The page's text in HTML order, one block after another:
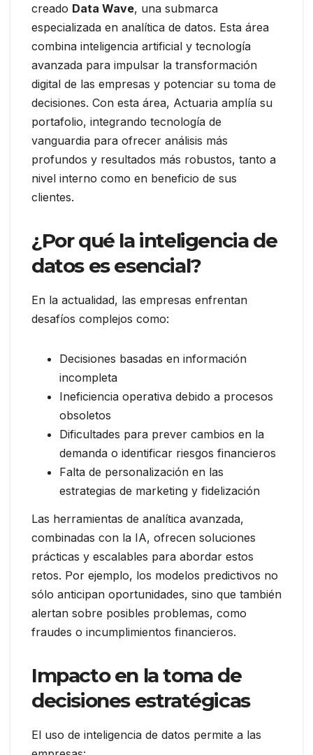
creado Data Wave, una submarca
especializada en analítica de datos. Esta área
combina inteligencia artificial y tecnología
avanzada para impulsar la transformación
digital de las empresas y potenciar su toma de
decisiones. Con esta área, Actuaria amplía su
portafolio, integrando tecnología de
vanguardia para ofrecer análisis más
profundos y resultados más robustos, tanto a
nivel interno como en beneficio de sus
clientes.
¿Por qué la inteligencia de
datos es esencial?
En la actualidad, las empresas enfrentan
desafíos complejos como:
Decisiones basadas en información
incompleta
Ineficiencia operativa debido a procesos
obsoletos
Dificultades para prever cambios en la
demanda o identificar riesgos financieros
Falta de personalización en las
estrategias de marketing y fidelización
Las herramientas de analítica avanzada,
combinadas con la IA, ofrecen soluciones
prácticas y escalables para abordar estos
retos. Por ejemplo, los modelos predictivos no
sólo anticipan oportunidades, sino que también
alertan sobre posibles problemas, como
fraudes o incumplimientos financieros.
Impacto en la toma de
decisiones estratégicas
El uso de inteligencia de datos permite a las